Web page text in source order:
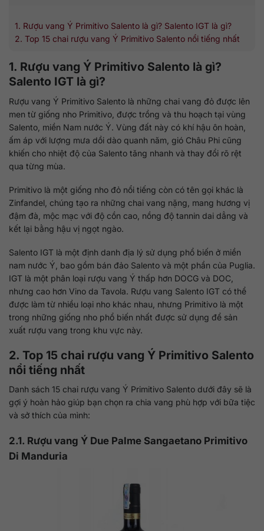
1. Rượu vang Ý Primitivo Salento là gì? Salento IGT là gì?
2. Top 15 chai rượu vang Ý Primitivo Salento nổi tiếng nhất
1. Rượu vang Ý Primitivo Salento là gì?
Salento IGT là gì?
Rượu vang Ý Primitivo Salento là những chai vang đỏ được lên
men từ giống nho Primitivo, được trồng và thu hoạch tại vùng
Salento, miền Nam nước Ý. Vùng đất này có khí hậu ôn hoàn,
ấm áp với lượng mưa dồi dào quanh năm, gió Châu Phi cũng
khiến cho nhiệt độ của Salento tăng nhanh và thay đổi rõ rệt
qua từng mùa.
Primitivo là một giống nho đỏ nổi tiếng còn có tên gọi khác là
Zinfandel, chúng tạo ra những chai vang nặng, mang hương vị
đậm đà, mộc mạc với độ cồn cao, nồng độ tannin dai dẳng và
kết lại bằng hậu vị ngọt ngào.
Salento IGT là một định danh địa lý sử dụng phổ biến ở miền
nam nước Ý, bao gồm bán đảo Salento và một phần của Puglia.
IGT là một phân loại rượu vang Ý thấp hơn DOCG và DOC,
nhưng cao hơn Vino da Tavola. Rượu vang Salento IGT có thể
được làm từ nhiều loại nho khác nhau, nhưng Primitivo là một
trong những giống nho phổ biến nhất được sử dụng để sản
xuất rượu vang trong khu vực này.
2. Top 15 chai rượu vang Ý Primitivo Salento
nổi tiếng nhất
Danh sách 15 chai rượu vang Ý Primitivo Salento dưới đây sẽ là
gợi ý hoàn hảo giúp bạn chọn ra chia vang phù hợp với bữa tiệc
và sở thích của mình:
2.1. Rượu vang Ý Due Palme Sangaetano Primitivo
Di Manduria